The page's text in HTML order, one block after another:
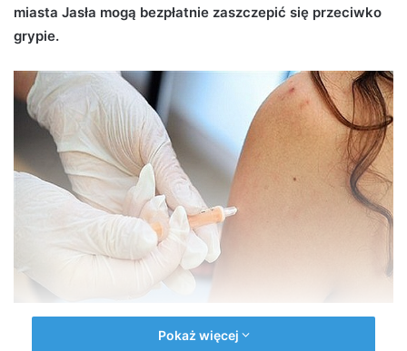
a
l
miasta Jasła mogą bezpłatnie zaszczepić się przeciwko
grypie.
Pokaż więcej